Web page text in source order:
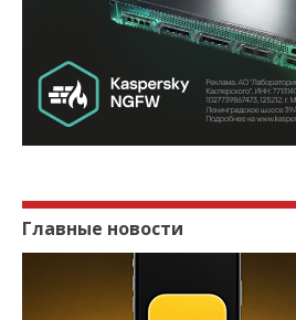
Главные новости